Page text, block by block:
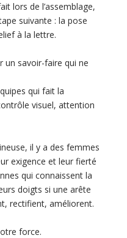
lors de l’assemblage,
suivante : la pose
à la lettre.
un savoir-faire qui ne
qui fait la
visuel, attention
il y a des femmes
exigence et leur fierté
qui connaissent la
doigts si une arête
rectifient, améliorent.
force.